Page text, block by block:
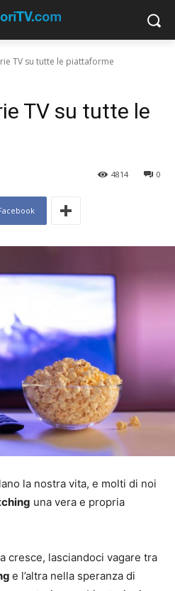
TV su tutte le piattaforme
TV su tutte le
0
4814
la nostra vita, e molti di noi
una vera e propria
cresce, lasciandoci vagare tra
e l’altra nella speranza di